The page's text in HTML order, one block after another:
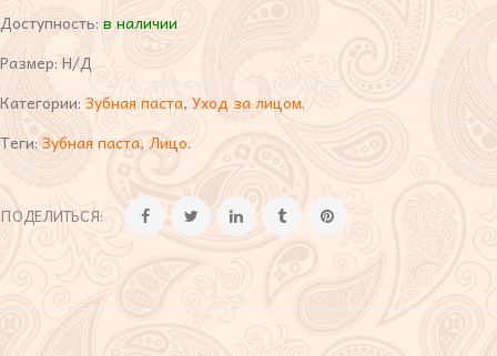
Доступность: в наличии
Размер: Н/Д
Категории: Зубная паста, Уход за лицом.
Теги: Зубная паста, Лицо.
ПОДЕЛИТЬСЯ: